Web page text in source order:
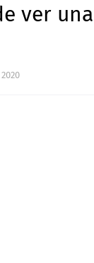
ver